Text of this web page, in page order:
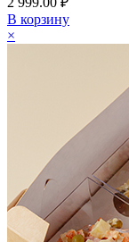
В корзину
×